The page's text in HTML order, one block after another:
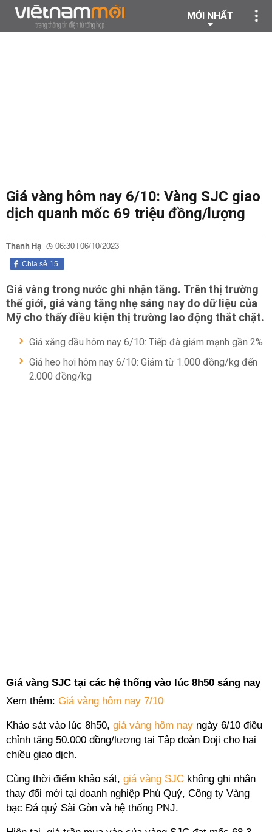
MỚI NHẤT
Giá vàng hôm nay 6/10: Vàng SJC giao
dịch quanh mốc 69 triệu đồng/lượng
Thanh Hạ 06:30 | 06/10/2023
15
Chia sẻ
Giá vàng trong nước ghi nhận tăng. Trên thị trường
thế giới, giá vàng tăng nhẹ sáng nay do dữ liệu của
Mỹ cho thấy điều kiện thị trường lao động thắt chặt.
Giá xăng dầu hôm nay 6/10: Tiếp đà giảm mạnh gần 2%
Giá heo hơi hôm nay 6/10: Giảm từ 1.000 đồng/kg đến
2.000 đồng/kg
Giá vàng SJC tại các hệ thống vào lúc 8h50 sáng nay
Xem thêm: Giá vàng hôm nay 7/10
Khảo sát vào lúc 8h50, giá vàng hôm nay ngày 6/10 điều
chỉnh tăng 50.000 đồng/lượng tại Tập đoàn Doji cho hai
chiều giao dịch.
Cùng thời điểm khảo sát, giá vàng SJC không ghi nhận
thay đổi mới tại doanh nghiệp Phú Quý, Công ty Vàng
bạc Đá quý Sài Gòn và hệ thống PNJ.